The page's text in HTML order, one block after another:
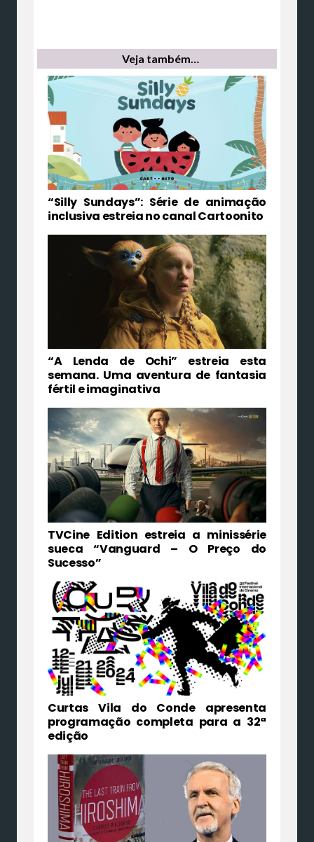
Veja também…
“Silly Sundays”: Série de animação
inclusiva estreia no canal Cartoonito
“A Lenda de Ochi” estreia esta
semana. Uma aventura de fantasia
fértil e imaginativa
TVCine Edition estreia a minissérie
sueca “Vanguard – O Preço do
Sucesso”
Curtas Vila do Conde apresenta
programação completa para a 32ª
edição